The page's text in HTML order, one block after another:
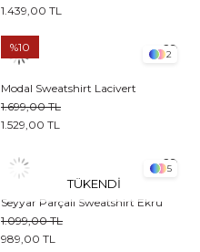
1.439,00 TL
2
Modal Sweatshirt Lacivert
1.529,00 TL
1.699,00 TL
%10
TÜKENDI
5
Seyyar Parçalı Sweatshirt Ekru
989,00 TL
1.099,00 TL